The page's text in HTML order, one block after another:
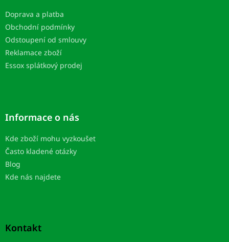
Doprava a platba
Obchodní podmínky
Odstoupení od smlouvy
Reklamace zboží
Essox splátkový prodej
Informace o nás
Kde zboží mohu vyzkoušet
Často kladené otázky
Blog
Kde nás najdete
Kontakt